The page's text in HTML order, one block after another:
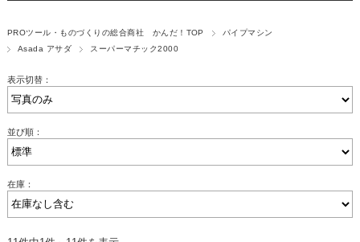
PROツール・ものづくりの総合商社 かんだ！TOP
パイプマシン
Asada アサダ
スーパーマチック2000
表示切替：
並び順：
在庫：